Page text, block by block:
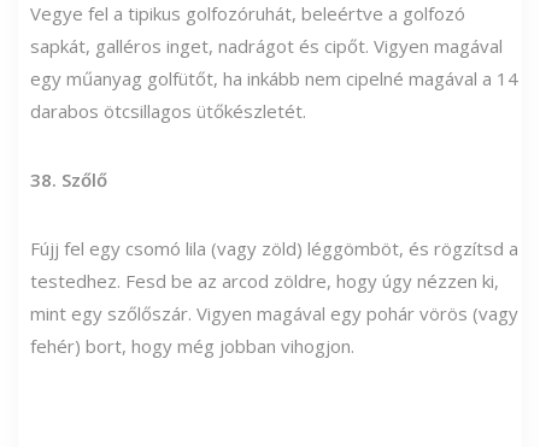
Vegye fel a tipikus golfozóruhát, beleértve a golfozó
sapkát, galléros inget, nadrágot és cipőt. Vigyen magával
egy műanyag golfütőt, ha inkább nem cipelné magával a 14
darabos ötcsillagos ütőkészletét.
38. Szőlő
Fújj fel egy csomó lila (vagy zöld) léggömböt, és rögzítsd a
testedhez. Fesd be az arcod zöldre, hogy úgy nézzen ki,
mint egy szőlőszár. Vigyen magával egy pohár vörös (vagy
fehér) bort, hogy még jobban vihogjon.